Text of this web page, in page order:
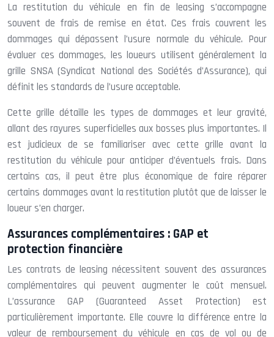
La restitution du véhicule en fin de leasing s’accompagne
souvent de frais de remise en état. Ces frais couvrent les
dommages qui dépassent l’usure normale du véhicule. Pour
évaluer ces dommages, les loueurs utilisent généralement la
grille SNSA (Syndicat National des Sociétés d’Assurance), qui
définit les standards de l’usure acceptable.
Cette grille détaille les types de dommages et leur gravité,
allant des rayures superficielles aux bosses plus importantes. Il
est judicieux de se familiariser avec cette grille avant la
restitution du véhicule pour anticiper d’éventuels frais. Dans
certains cas, il peut être plus économique de faire réparer
certains dommages avant la restitution plutôt que de laisser le
loueur s’en charger.
Assurances complémentaires : GAP et
protection financière
Les contrats de leasing nécessitent souvent des assurances
complémentaires qui peuvent augmenter le coût mensuel.
L’assurance GAP (Guaranteed Asset Protection) est
particulièrement importante. Elle couvre la différence entre la
valeur de remboursement du véhicule en cas de vol ou de